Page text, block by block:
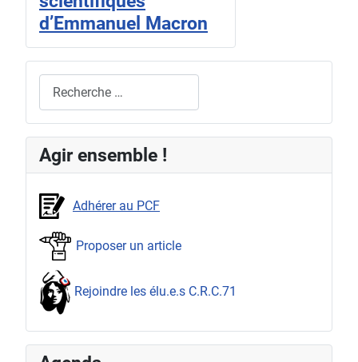
d’Emmanuel Macron
Agir ensemble !
Adhérer au PCF
Proposer un article
Rejoindre les élu.e.s C.R.C.71